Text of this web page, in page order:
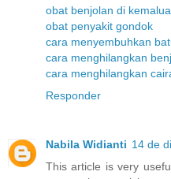
obat benjolan di
obat penyakit gondok
cara menyembuhkan
cara menghilangkan
cara menghilangkan
Responder
Nabila Widianti 14 de
This article is very